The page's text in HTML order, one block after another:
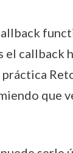
el callback
que